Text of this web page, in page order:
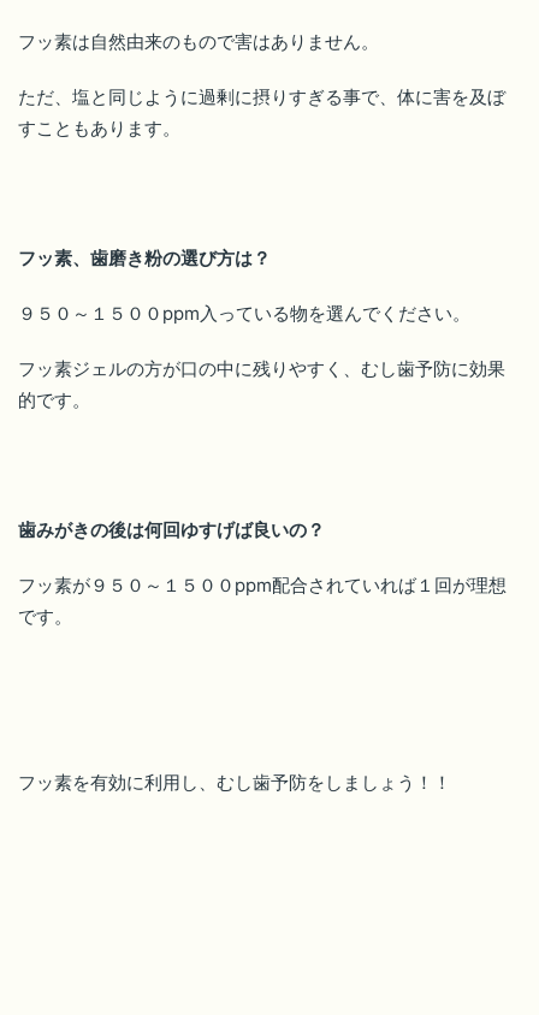
フッ素は自然由来のもので害はありません。
ただ、塩と同じように過剰に摂りすぎる事で、体に害を及ぼ
すこともあります。
フッ素、歯磨き粉の選び方は？
９５０～１５００ppm入っている物を選んでください。
フッ素ジェルの方が口の中に残りやすく、むし歯予防に効果
的です。
歯みがきの後は何回ゆすげば良いの？
フッ素が９５０～１５００ppm配合されていれば１回が理想
です。
フッ素を有効に利用し、むし歯予防をしましょう！！